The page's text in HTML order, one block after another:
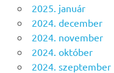
2025. január
2024. december
2024. november
2024. október
2024. szeptember